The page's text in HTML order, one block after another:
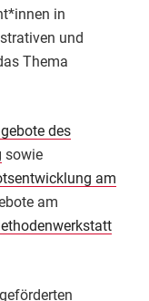
in
und
Thema
des
sowie
am
am